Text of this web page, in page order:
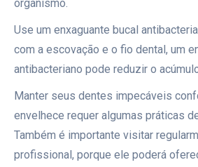
organismo.
Use um enxaguante bucal
com a escovação e o fio dental, um
antibacteriano pode reduzir o
Manter seus dentes impecáveis
envelhece requer algumas práticas
Também é importante visitar
profissional, porque ele poderá